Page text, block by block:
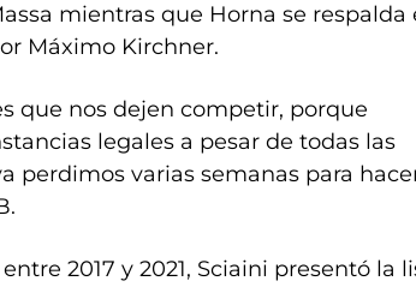
mientras que Horna se respalda
Máximo Kirchner.
que nos dejen competir, porque
legales a pesar de todas las
perdimos varias semanas para
2017 y 2021, Sciaini presentó la